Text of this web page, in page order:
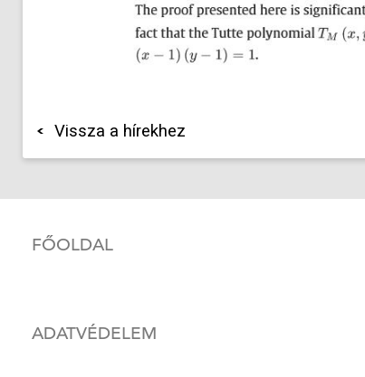
Vissza a hírekhez
FŐOLDAL
ADATVÉDELEM